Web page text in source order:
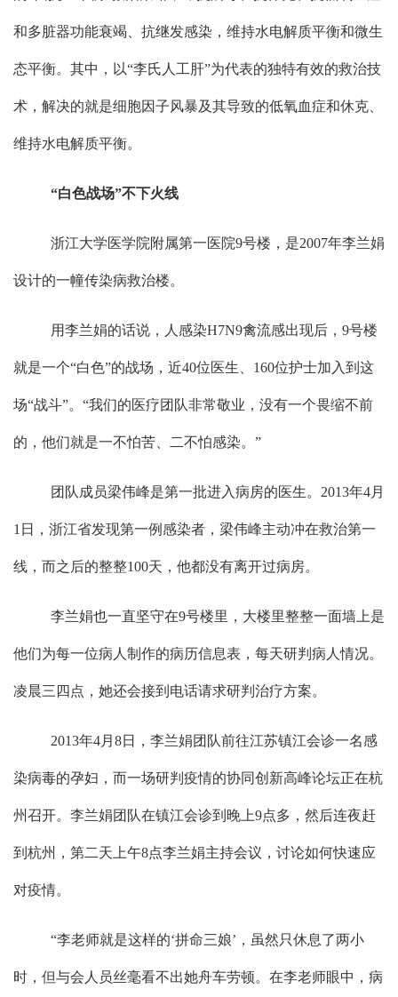
和多脏器功能衰竭、抗继发感染，维持水电解质平衡和微生
态平衡。其中，以“李氏人工肝”为代表的独特有效的救治技
术，解决的就是细胞因子风暴及其导致的低氧血症和休克、
维持水电解质平衡。
“白色战场”不下火线
浙江大学医学院附属第一医院9号楼，是2007年李兰娟
设计的一幢传染病救治楼。
用李兰娟的话说，人感染H7N9禽流感出现后， 9号楼
就是一个“白色”的战场，近40位医生、 160位护士加入到这
场“战斗”。 “我们的医疗团队非常敬业，没有一个畏缩不前
的，他们就是一不怕苦、二不怕感染。 ”
团队成员梁伟峰是第一批进入病房的医生。 2013年4月
1 日，浙江省发现第一例感染者，梁伟峰主动冲在救治第一
线，而之后的整整100天，他都没有离开过病房。
李兰娟也一直坚守在9号楼里，大楼里整整一面墙上是
他们为每一位病人制作的病历信息表，每天研判病人情况。
凌晨三四点，她还会接到电话请求研判治疗方案。
2013年4月 8日，李兰娟团队前往江苏镇江会诊一名感
染病毒的孕妇，而一场研判疫情的协同创新高峰论坛正在杭
州召开。李兰娟团队在镇江会诊到晚上9点多，然后连夜赶
到杭州，第二天上午8点李兰娟主持会议，讨论如何快速应
对疫情。
“李老师就是这样的‘拼命三娘’ ，虽然只休息了两小
时，但与会人员丝毫看不出她舟车劳顿。在李老师眼中，病